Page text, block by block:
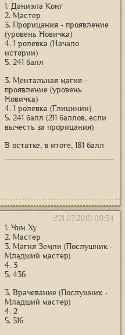
1. Даниэла Конг
2. Мастер
3. Прорицания - проявление
(уровень Новичка)
4. 1 ролевка (Начало
истории)
5. 241 балл
3. Ментальная магия -
проявление (уровень
Новичка)
4. 1 ролевка (Глицинии)
5. 241 балл (211 баллов, если
вычесть за прорицания)
В остатке, в итоге, 181 балл
21.07.2010 00:54
1. Чин Ху
2. Мастер
3. Магия Земли (Послушник -
Младший мастер)
4. 3
5. 436
3. Врачевание (Послушник -
Младший мастер)
4. 2
5. 316